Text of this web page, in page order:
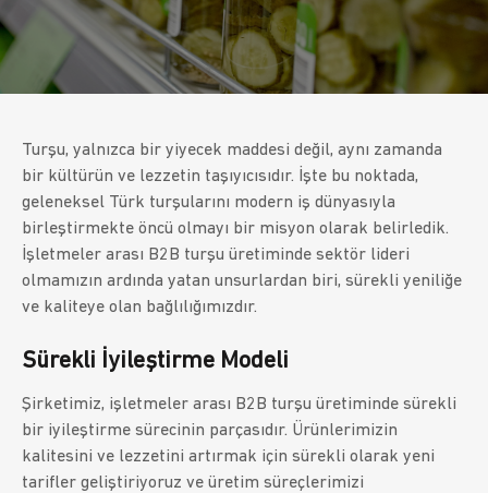
Turşu, yalnızca bir yiyecek maddesi değil, aynı zamanda
bir kültürün ve lezzetin taşıyıcısıdır. İşte bu noktada,
geleneksel Türk turşularını modern iş dünyasıyla
birleştirmekte öncü olmayı bir misyon olarak belirledik.
İşletmeler arası B2B turşu üretiminde sektör lideri
olmamızın ardında yatan unsurlardan biri, sürekli yeniliğe
ve kaliteye olan bağlılığımızdır.
Sürekli İyileştirme Modeli
Şirketimiz, işletmeler arası B2B turşu üretiminde sürekli
bir iyileştirme sürecinin parçasıdır. Ürünlerimizin
kalitesini ve lezzetini artırmak için sürekli olarak yeni
tarifler geliştiriyoruz ve üretim süreçlerimizi